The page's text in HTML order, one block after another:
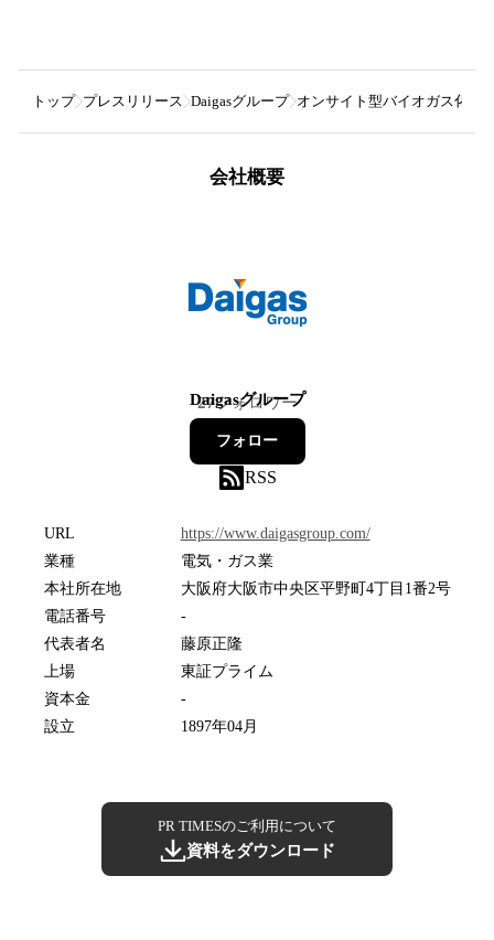
トップ プレスリリース Daigasグループ オンサイト型バイオガス化シ
会社概要
Daigasグループ
27フォロワー
フォロー
RSS
URL
https://www.daigasgroup.com/
業種
電気・ガス業
本社所在地
大阪府大阪市中央区平野町4丁目1番2号
電話番号
-
代表者名
藤原正隆
上場
東証プライム
資本金
-
設立
1897年04月
PR TIMESのご利用について
資料をダウンロード